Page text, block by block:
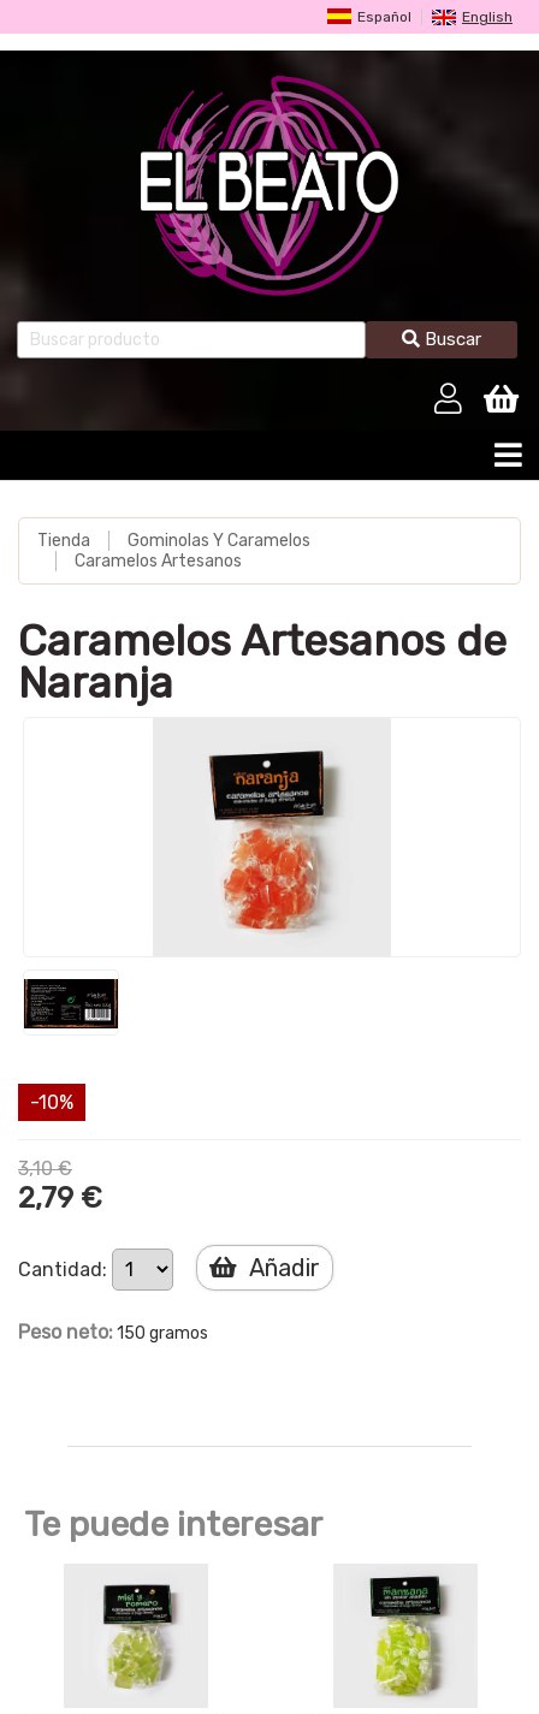
Español English
Buscar
Tienda
Gominolas Y Caramelos
Caramelos Artesanos
Caramelos Artesanos de
Naranja
-10%
3,10 €
2,79 €
Cantidad: Añadir
Peso neto: 150 gramos
Te puede interesar